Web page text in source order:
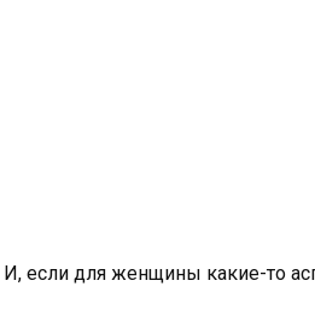
И, если для женщины какие-то